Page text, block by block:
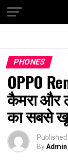
PHONES
OPPO
कैमरा और
का सबसे
Published
ByAdmin